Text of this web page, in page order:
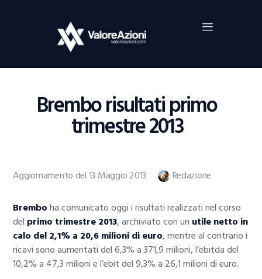
Brembo risultati primo
trimestre 2013
Home
Investimenti
Borsa
Guide Al Trading
Criptovalute
Aggiornamento del 13 Maggio 2013 Redazione
Bremboha comunicato oggi i risultati realizzati nel corso
del primo trimestre 2013, archiviato con un utile netto in
calo del 2,1% a 20,6 milioni di euro, mentre al contrario i
ricavi sono aumentati del 6,3% a 371,9 milioni, l’ebitda del
10,2% a 47,3 milioni e l’ebit del 9,3% a 26,1 milioni di euro.